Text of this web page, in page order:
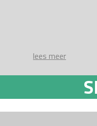
lees meer